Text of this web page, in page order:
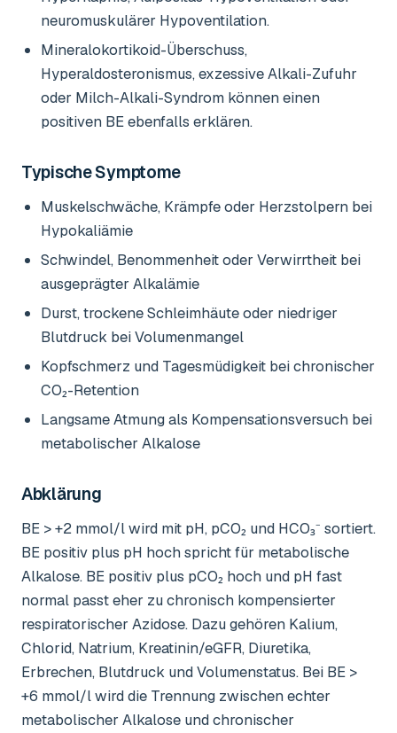
neuromuskulärer Hypoventilation.
Mineralokortikoid-Überschuss,
Hyperaldosteronismus, exzessive Alkali-Zufuhr
oder Milch-Alkali-Syndrom können einen
positiven BE ebenfalls erklären.
Typische Symptome
Muskelschwäche, Krämpfe oder Herzstolpern bei
Hypokaliämie
Schwindel, Benommenheit oder Verwirrtheit bei
ausgeprägter Alkalämie
Durst, trockene Schleimhäute oder niedriger
Blutdruck bei Volumenmangel
Kopfschmerz und Tagesmüdigkeit bei chronischer
CO₂-Retention
Langsame Atmung als Kompensationsversuch bei
metabolischer Alkalose
Abklärung
BE > +2 mmol/l wird mit pH, pCO₂ und HCO₃⁻ sortiert.
BE positiv plus pH hoch spricht für metabolische
Alkalose. BE positiv plus pCO₂ hoch und pH fast
normal passt eher zu chronisch kompensierter
respiratorischer Azidose. Dazu gehören Kalium,
Chlorid, Natrium, Kreatinin/eGFR, Diuretika,
Erbrechen, Blutdruck und Volumenstatus. Bei BE >
+6 mmol/l wird die Trennung zwischen echter
metabolischer Alkalose und chronischer